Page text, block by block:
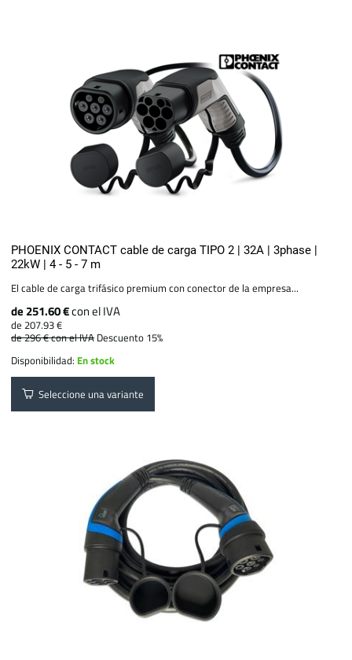
PHOENIX CONTACT cable de carga TIPO 2 | 32A | 3phase |
22kW | 4 - 5 - 7 m
El cable de carga trifásico premium con conector de la empresa...
de 251.60 €con el IVA
de 207.93 €
de 296 €con el IVA Descuento 15%
Disponibilidad: En stock
Seleccione una variante